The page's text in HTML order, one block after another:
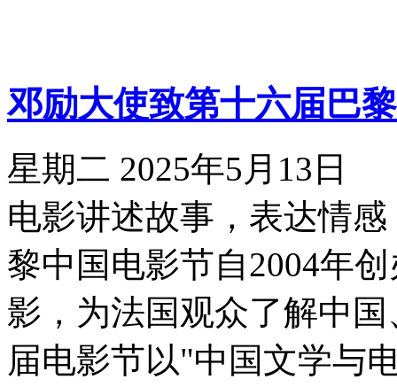
邓励大使致第十六届巴
星期二 2025年5月13日
电影讲述故事，表达情
黎中国电影节自2004年
影，为法国观众了解中
届电影节以"中国文学与